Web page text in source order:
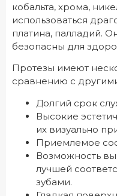
кобальта, хрома,
использоваться
платина, палладий.
безопасны для
Протезы имеют
сравнению с
Долгий срок
Высокие
их визуально
Приемлемое
Возможность
лучшей
зубами.